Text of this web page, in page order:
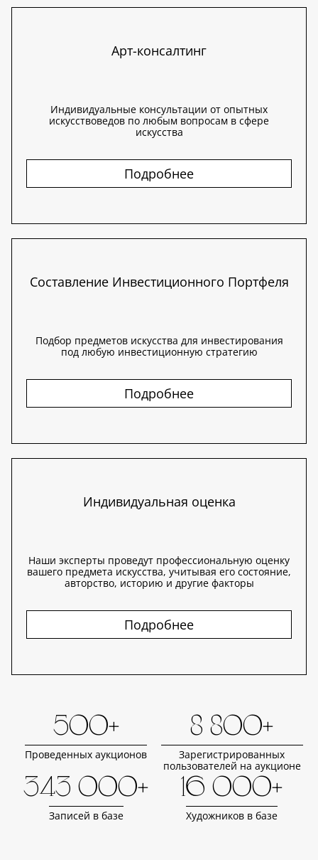
Арт-консалтинг
Индивидуальные консультации от опытных
искусствоведов по любым вопросам в сфере
искусства
Подробнее
Составление Инвестиционного Портфеля
Подбор предметов искусства для инвестирования
под любую инвестиционную стратегию
Подробнее
Индивидуальная оценка
Наши эксперты проведут профессиональную оценку
вашего предмета искусства, учитывая его состояние,
авторство, историю и другие факторы
Подробнее
500+
Проведенных аукционов
8 800+
Зарегистрированных
пользователей на аукционе
343 000+
Записей в базе
16 000+
Художников в базе